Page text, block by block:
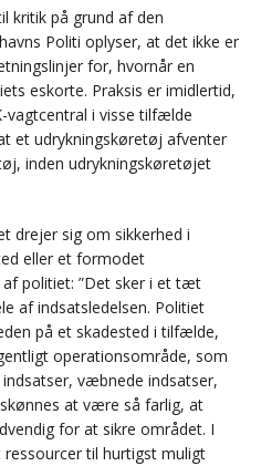
kritik på grund af den
Politi oplyser, at det ikke er
for, hvornår en
eskorte. Praksis er imidlertid,
vagtcentral i visse tilfælde
et udrykningskøretøj afventer
inden udrykningskøretøjet
drejer sig om sikkerhed i
eller et formodet
af politiet: ”Det sker i et tæt
af indsatsledelsen. Politiet
på et skadested i tilfælde,
operationsområde, som
væbnede indsatser,
at være så farlig, at
for at sikre området. I
til hurtigst muligt